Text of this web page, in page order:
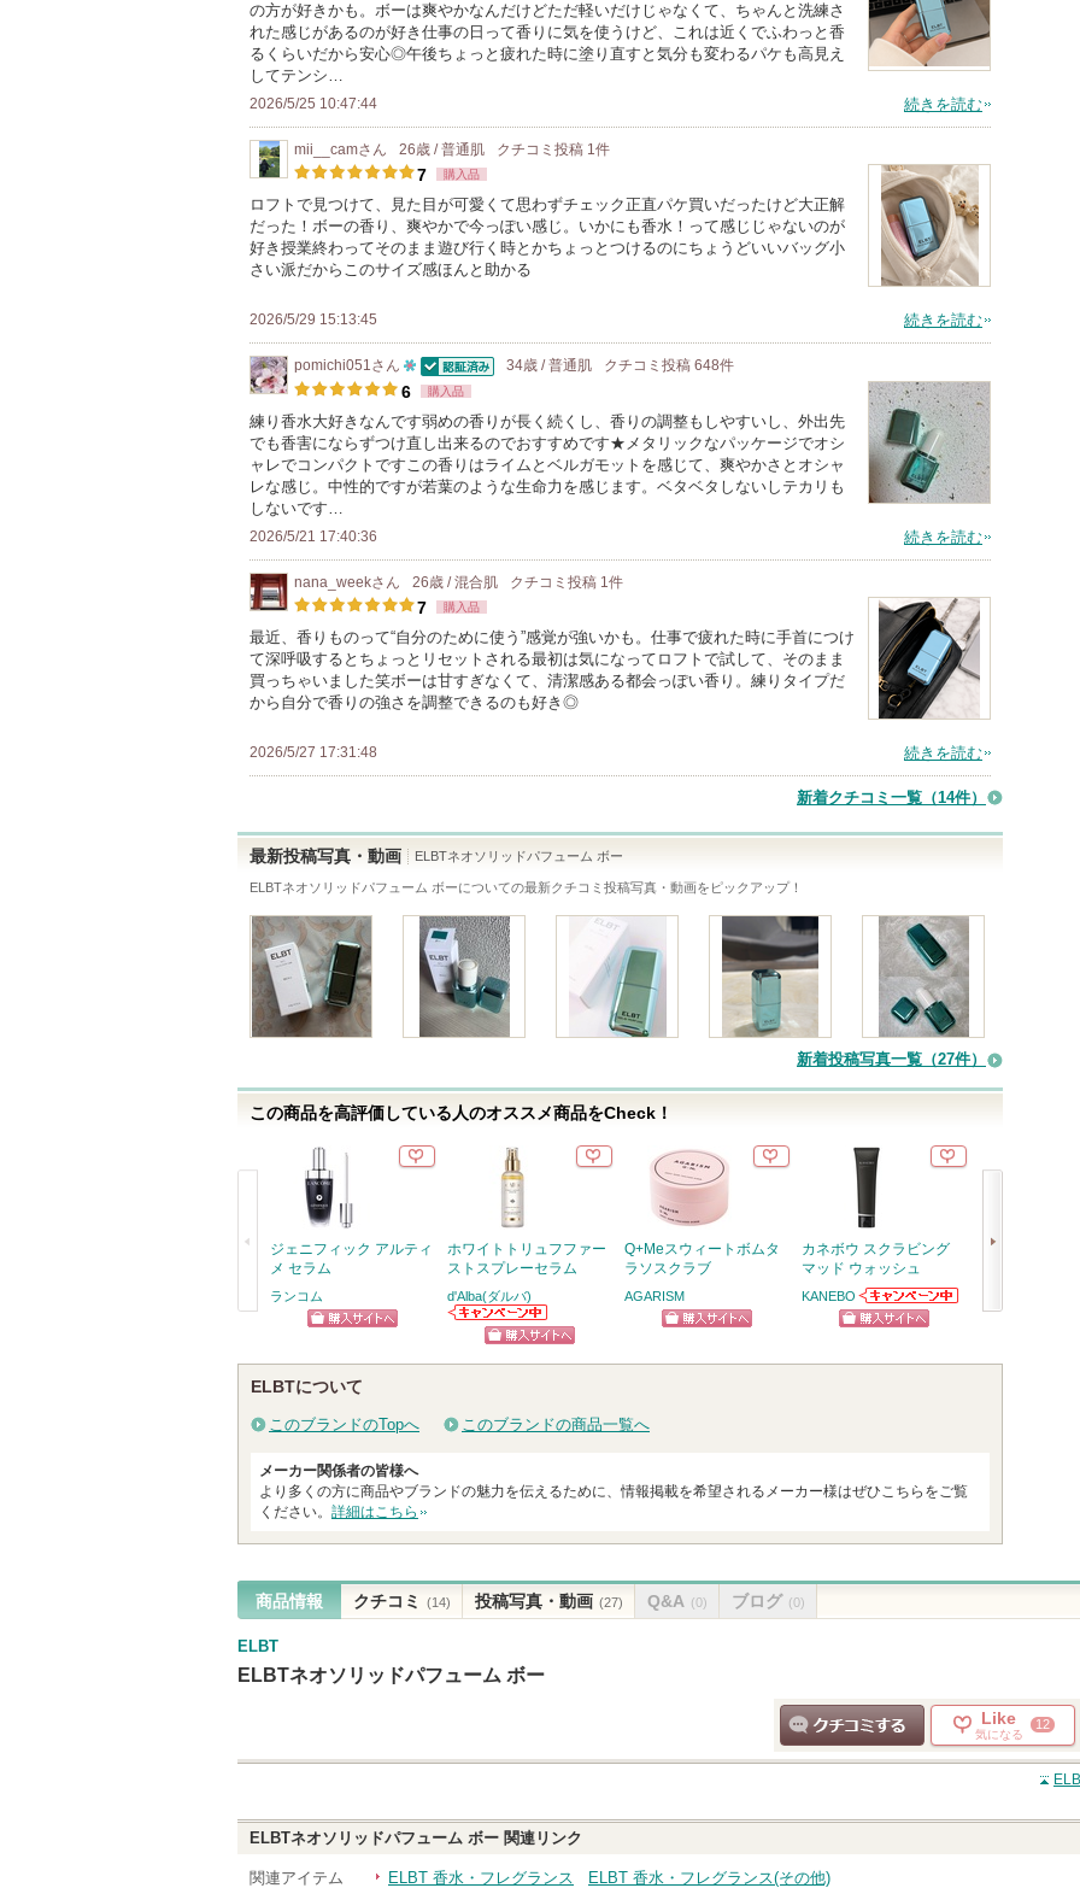
の方が好きかも。ボーは爽やかなんだけどただ軽いだけじゃなくて、ちゃんと洗練さ
れた感じがあるのが好き仕事の日って香りに気を使うけど、これは近くでふわっと香
るくらいだから安心◎午後ちょっと疲れた時に塗り直すと気分も変わるパケも高見え
してテンシ…
2026/5/25 10:47:44 続きを読む
mii__camさん 26歳 / 普通肌 クチコミ投稿 1件
7 購入品
ロフトで見つけて、見た目が可愛くて思わずチェック正直パケ買いだったけど大正解
だった！ボーの香り、爽やかで今っぽい感じ。いかにも香水！って感じじゃないのが
好き授業終わってそのまま遊び行く時とかちょっとつけるのにちょうどいいバッグ小
さい派だからこのサイズ感ほんと助かる
2026/5/29 15:13:45 続きを読む
pomichi051さん
10
人
以
上
ン
バ
ー
に
お
気
録
認証済
34歳 / 普通肌 クチコミ投稿 648件
6 購入品
練り香水大好きなんです弱めの香りが長く続くし、香りの調整もしやすいし、外出先
でも香害にならずつけ直し出来るのでおすすめです★メタリックなパッケージでオシ
ャレでコンパクトですこの香りはライムとベルガモットを感じて、爽やかさとオシャ
レな感じ。中性的ですが若葉のような生命力を感じます。ベタベタしないしテカリも
しないです…
2026/5/21 17:40:36 続きを読む
nana_weekさん 26歳 / 混合肌 クチコミ投稿 1 件
7 購入品
最近、香りものって“自分のために使う”感覚が強いかも。仕事で疲れた時に手首につけ
て深呼吸するとちょっとリセットされる最初は気になってロフトで試して、そのまま
買っちゃいました笑ボーは甘すぎなくて、清潔感ある都会っぽい香り。練りタイプだ
から自分で香りの強さを調整できるのも好き◎
2026/5/27 17:31:48 続きを読む
新着クチコミ一覧 （14件）
最新投稿写真・動画 ELBTネオソリッドパフューム ボー
ELBTネオソリッドパフューム ボーについての最新クチコミ投稿写真・動画をピックアップ！
新着投稿写真一覧（27件）
この商品を高評価している人のオススメ商品をCheck！
ジェニフィック アルティ
メ セラム
ランコム
ホワイトトリュフファー
ストスプレーセラム
d'Alba(ダルバ)
d'Alba(ダルバ)か
らのお知らせが
あります
Q+Meスウィートボムタ
ラソスクラブ
AGARISM
カネボウ スクラビング
マッド ウォッシュ
KANEBO
KANEBOからの
お知らせがあり
プライムリキ
ELBTについて
このブランドのTopへ このブランドの商品一覧へ
メーカー関係者の皆様へ
より多くの方に商品やブランドの魅力を伝えるために、情報掲載を希望されるメーカー様はぜひこちらをご覧
ください。 詳細はこちら
商品情報 クチコミ (14) 投稿写真・動画 (27) Q&A (0) ブログ (0)
ELBT
ELBTネオソリッドパフューム ボー
クチコミする
Like
気になる
12
ELBTネオソリッドパフューム ボー 関連リンク
関連アイテム ELBT 香水・フレグランス ELBT 香水・フレグランス(その他)